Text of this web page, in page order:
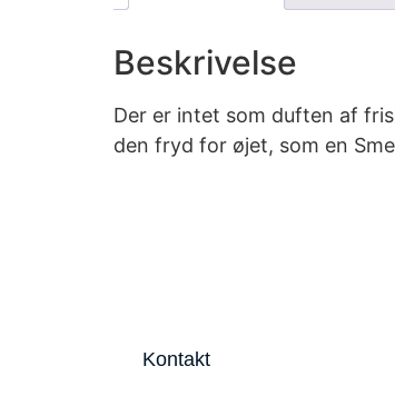
Beskrivelse
Der er intet som duften af
den fryd for øjet, som en
Kontakt